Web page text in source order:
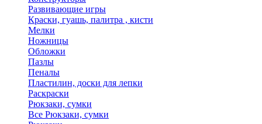
Развивающие игры
Краски, гуашь, палитра , кисти
Мелки
Ножницы
Обложки
Пазлы
Пеналы
Пластилин, доски для лепки
Раскраски
Рюкзаки, сумки
Все Рюкзаки, сумки